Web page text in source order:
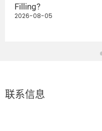
Filling?
2026-08-05
联系信息